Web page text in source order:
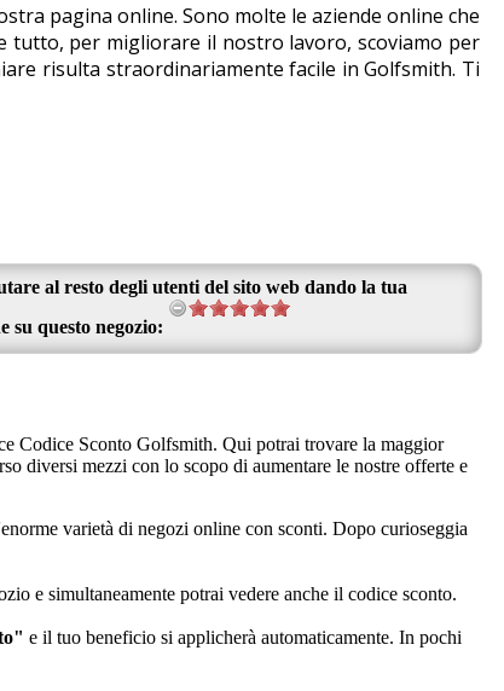
pagina online. Sono molte le aziende online che
tutto, per migliorare il nostro lavoro, scoviamo per
risulta straordinariamente facile in Golfsmith. Ti
al resto degli utenti del sito web dando la tua
su questo negozio:
Codice Sconto Golfsmith. Qui potrai trovare la maggior
diversi mezzi con lo scopo di aumentare le nostre offerte e
varietà di negozi online con sconti. Dopo curioseggia
e simultaneamente potrai vedere anche il codice sconto.
e il tuo beneficio si applicherà automaticamente. In pochi